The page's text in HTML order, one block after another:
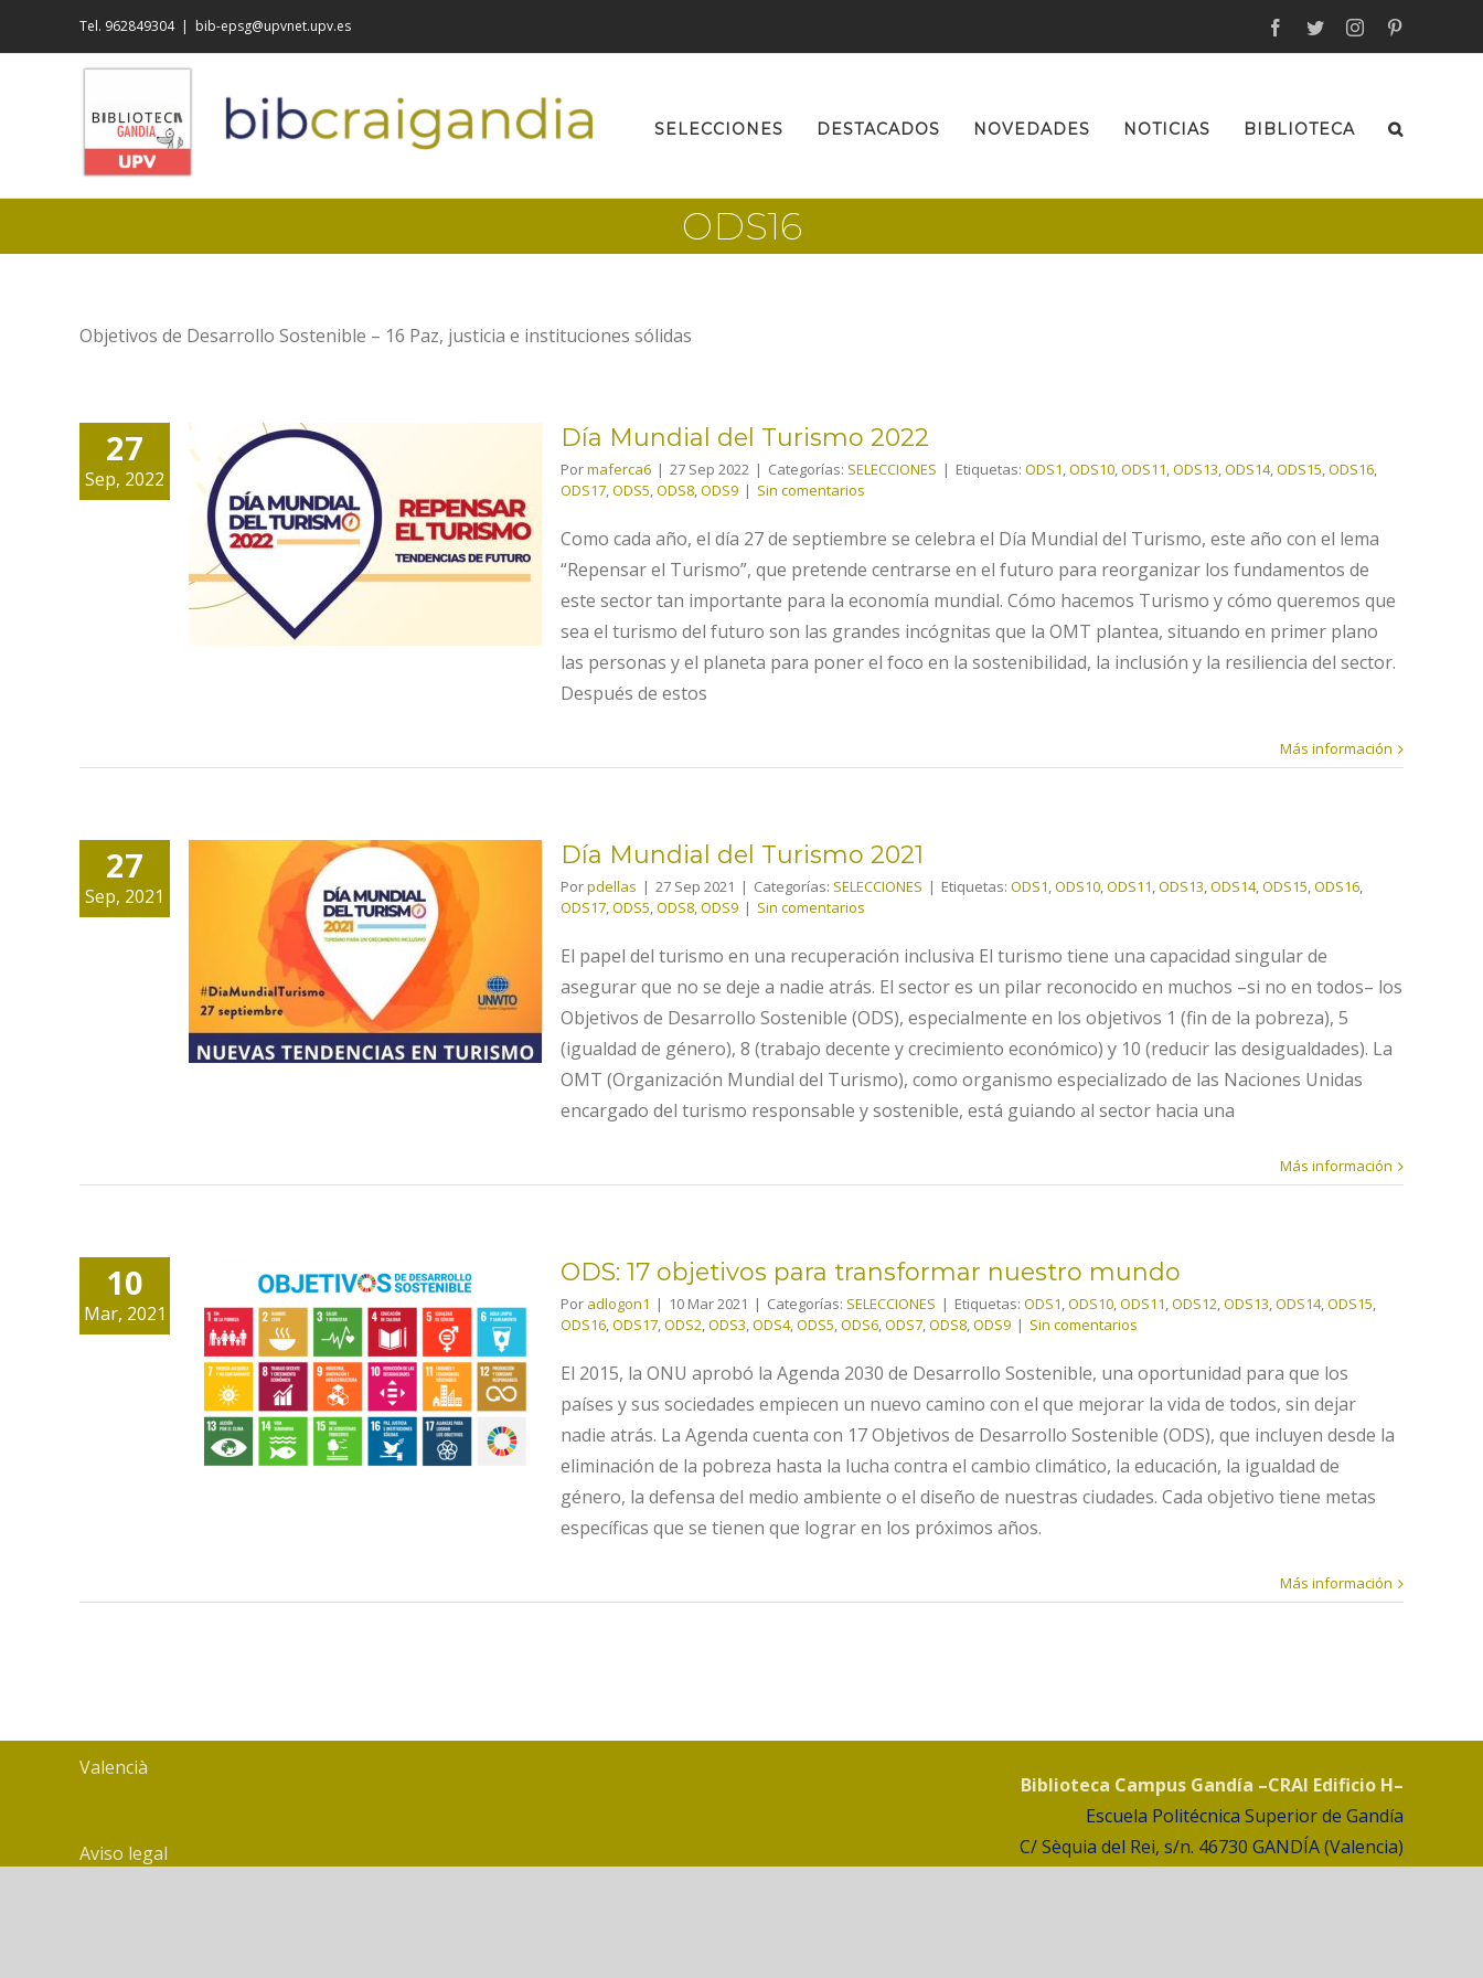
Tel. 962849304 | bib-epsg@upvnet.upv.es facebook
twitterinstagram
Buscar:
SELECCIONES DESTACADOS NOVEDADES NOTICIAS BIBLIOTECA
ODS16
Objetivos de Desarrollo Sostenible – 16 Paz, justicia e instituciones sólidas
27
Sep, 2022
Día Mundial del
Turismo 2022
Día Mundial del Turismo 2022
Pormaferca6 | 27 Sep 2022 | Categorías: SELECCIONES | Etiquetas: ODS1,ODS10,ODS11,ODS13,ODS14,ODS15,ODS16,
ODS17,ODS5,ODS8,ODS9 | Sin comentarios
Como cada año, el día 27 de septiembre se celebra el Día Mundial del Turismo, este año con el lema
“Repensar el Turismo”, que pretende centrarse en el futuro para reorganizar los fundamentos de
este sector tan importante para la economía mundial. Cómo hacemos Turismo y cómo queremos que
sea el turismo del futuro son las grandes incógnitas que la OMT plantea, situando en primer plano
las personas y el planeta para poner el foco en la sostenibilidad, la inclusión y la resiliencia del sector.
Después de estos
Más información
27
Sep, 2021
Día Mundial del
Turismo 2021
Día Mundial del Turismo 2021
Porpdellas | 27 Sep 2021 | Categorías: SELECCIONES | Etiquetas: ODS1,ODS10,ODS11,ODS13,ODS14,ODS15,ODS16,
ODS17,ODS5,ODS8,ODS9 | Sin comentarios
El papel del turismo en una recuperación inclusiva El turismo tiene una capacidad singular de
asegurar que no se deje a nadie atrás. El sector es un pilar reconocido en muchos –si no en todos– los
Objetivos de Desarrollo Sostenible (ODS), especialmente en los objetivos 1 (fin de la pobreza), 5
(igualdad de género), 8 (trabajo decente y crecimiento económico) y 10 (reducir las desigualdades). La
OMT (Organización Mundial del Turismo), como organismo especializado de las Naciones Unidas
encargado del turismo responsable y sostenible, está guiando al sector hacia una
Más información
10
Mar, 2021
ODS: 17 objetivos para
transformar nuestro
mundo
ODS: 17 objetivos para transformar nuestro mundo
Por adlogon1 | 10 Mar 2021 | Categorías: SELECCIONES | Etiquetas: ODS1,ODS10,ODS11,ODS12,ODS13,ODS14,ODS15,
ODS16,ODS17,ODS2,ODS3,ODS4,ODS5,ODS6,ODS7,ODS8,ODS9 | Sin comentarios
El 2015, la ONU aprobó la Agenda 2030 de Desarrollo Sostenible, una oportunidad para que los
países y sus sociedades empiecen un nuevo camino con el que mejorar la vida de todos, sin dejar
nadie atrás. La Agenda cuenta con 17 Objetivos de Desarrollo Sostenible (ODS), que incluyen desde la
eliminación de la pobreza hasta la lucha contra el cambio climático, la educación, la igualdad de
género, la defensa del medio ambiente o el diseño de nuestras ciudades. Cada objetivo tiene metas
específicas que se tienen que lograr en los próximos años.
Más información
Valencià
Aviso legal
Biblioteca Campus Gandía –CRAI Edificio H–
Escuela Politécnica Superior de Gandía
C/ Sèquia del Rei, s/n. 46730 GANDÍA (Valencia)